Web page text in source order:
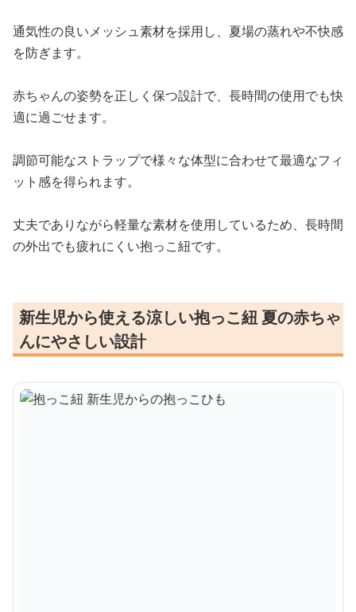
通気性の良いメッシュ素材を採用し、夏場の蒸れや不快感
を防ぎます。
赤ちゃんの姿勢を正しく保つ設計で、長時間の使用でも快
適に過ごせます。
調節可能なストラップで様々な体型に合わせて最適なフィ
ット感を得られます。
丈夫でありながら軽量な素材を使用しているため、長時間
の外出でも疲れにくい抱っこ紐です。
新生児から使える涼しい抱っこ紐 夏の赤ちゃ
んにやさしい設計